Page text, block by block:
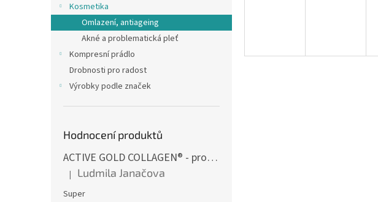
Kosmetika
Omlazení, antiageing
Akné a problematická pleť
Kompresní prádlo
Drobnosti pro radost
Výrobky podle značek
Hodnocení produktů
ACTIVE GOLD COLLAGEN® - pro aktivní život
Hodnocení produktu je 5 z 5 hvězdiček.
| Ludmila Janačova
Super